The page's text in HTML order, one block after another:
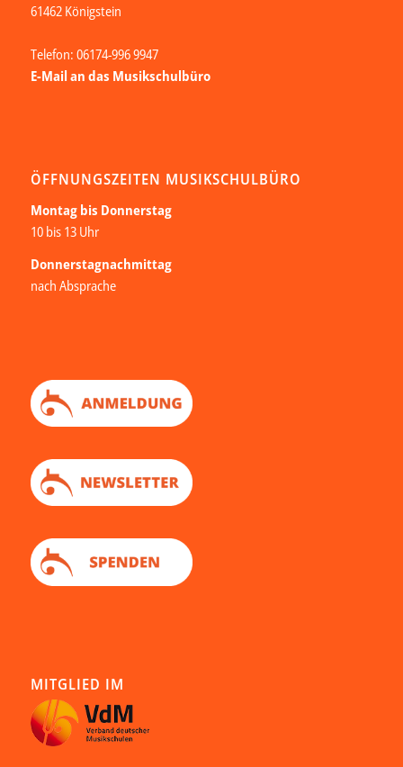
61462 Königstein
Telefon: 06174-996 9947
E-Mail an das Musikschulbüro
ÖFFNUNGSZEITEN MUSIKSCHULBÜRO
Montag bis Donnerstag
10 bis 13 Uhr
Donnerstagnachmittag
nach Absprache
MITGLIED IM